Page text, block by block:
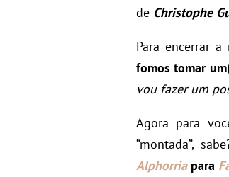
de Christophe
Para encerrar
fomos tomar
vou fazer um
Agora para
“montada”,
Alphorriapara